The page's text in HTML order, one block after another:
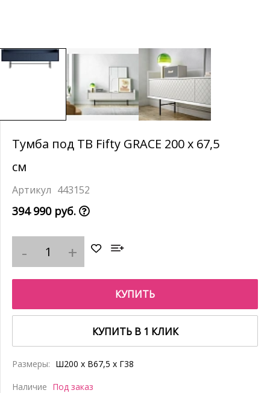
Тумба под ТВ Fifty GRACE 200 x 67,5
см
443152
394 990 руб.
КУПИТЬ
КУПИТЬ В 1 КЛИК
Размеры: Ш200 x В67,5 x Г38
Наличие Под заказ